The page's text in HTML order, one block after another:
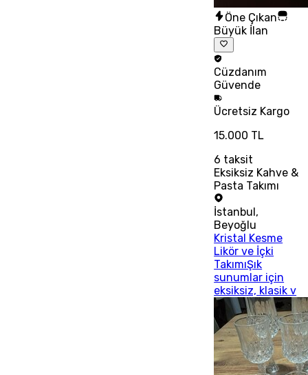
Öne Çıkan
Büyük İlan
Cüzdanım
Güvende
Ücretsiz Kargo
15.000 TL
6 taksit
Eksiksiz Kahve &
Pasta Takımı
İstanbul,
Beyoğlu
Kristal Kesme
Likör ve İçki
TakımıŞık
sunumlar için
eksiksiz, klasik v